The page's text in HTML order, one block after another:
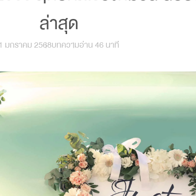
ล่าสุด
มกราคม 2568บทความอ่าน 46 นาที